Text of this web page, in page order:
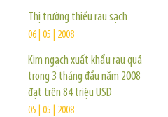
Thị trường thiếu rau sạch
06 | 05 | 2008
Kim ngạch xuất khẩu rau quả
trong 3 tháng đầu năm 2008
đạt trên 84 triệu USD
05 | 05 | 2008